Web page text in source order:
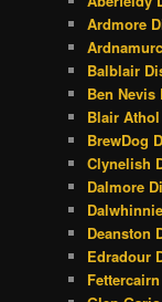
Ardmore
Balblair
Ben
Blair
BrewDog
Clynelish
Dalmore
Deanston
Edradour